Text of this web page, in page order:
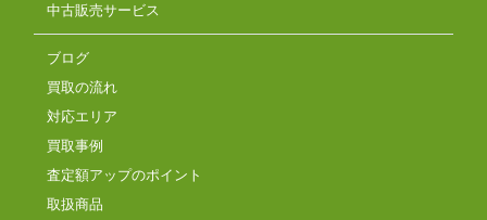
中古販売サービス
ブログ
買取の流れ
対応エリア
買取事例
査定額アップのポイント
取扱商品